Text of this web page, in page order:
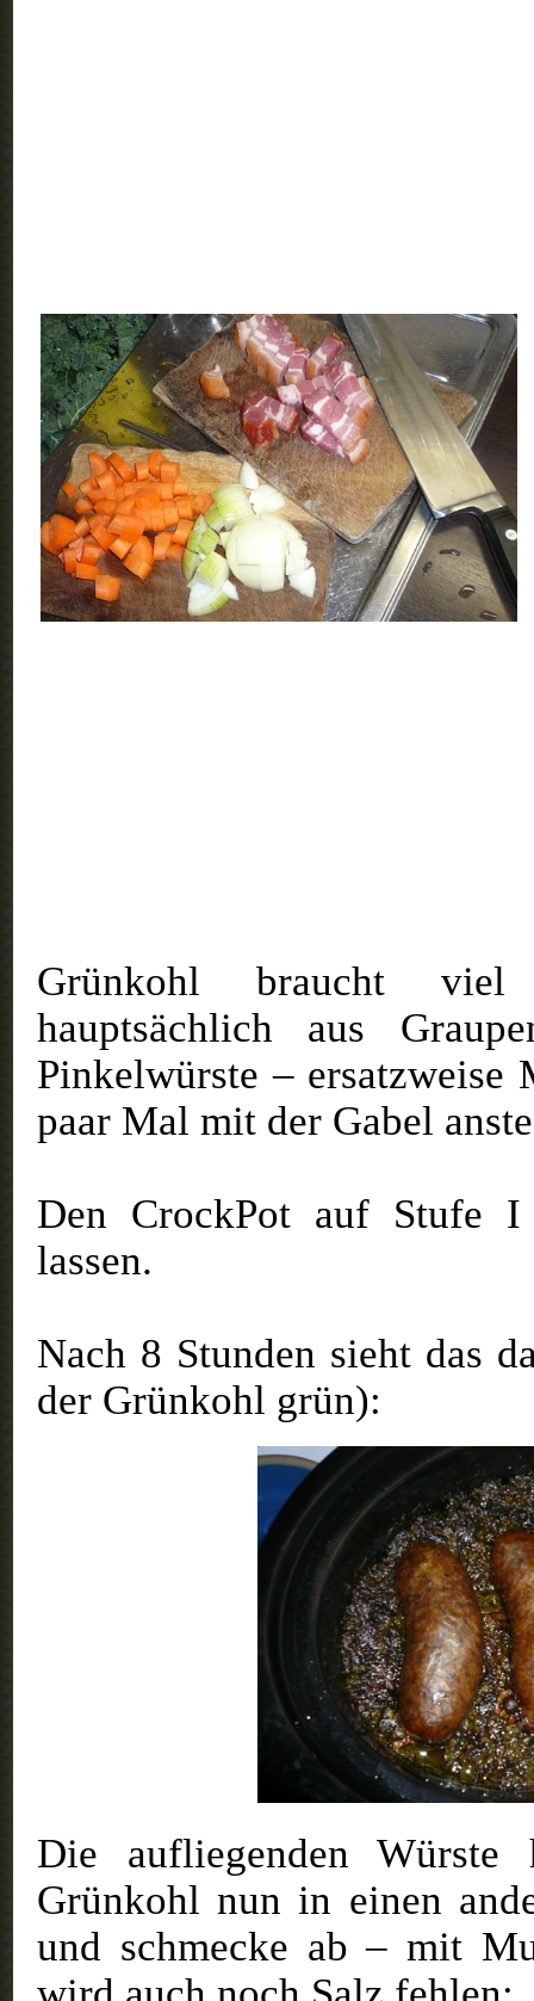
Grünkohl braucht viel
hauptsächlich aus
Pinkelwürste – ersatzweise
paar Mal mit der Gabel
Den CrockPot auf Stufe
lassen.
Nach 8 Stunden sieht das
der Grünkohl grün):
Die aufliegenden Würste
Grünkohl nun in einen
und schmecke ab – mit